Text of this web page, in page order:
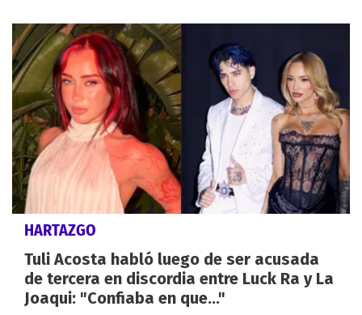
HARTAZGO
Tuli Acosta habló luego de ser acusada
de tercera en discordia entre Luck Ra y La
Joaqui: "Confiaba en que..."